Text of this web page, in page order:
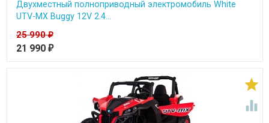
Двухместный полноприводный электромобиль White
UTV-MX Buggy 12V 2.4...
25 990₽
21 990 ₽

